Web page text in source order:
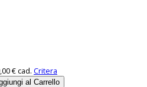
€cad. Critera